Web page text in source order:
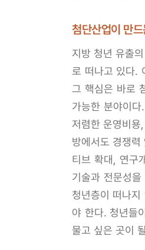
첨단산업이 만
지방 청년 유출
로 떠나고 있다.
그 핵심은 바로
가능한 분야이
저렴한 운영비용
방에서도 경쟁
티브 확대, 연구
기술과 전문성
청년층이 떠나
야 한다. 청년들
물고 싶은 곳이